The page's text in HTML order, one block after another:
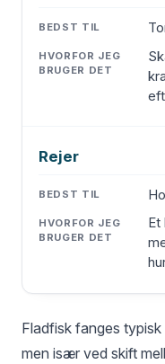
Rejer
Et
Fladfisk fanges
men især ved skift